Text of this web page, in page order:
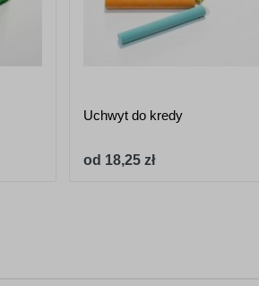
Uchwyt do kredy
od 18,25 zł